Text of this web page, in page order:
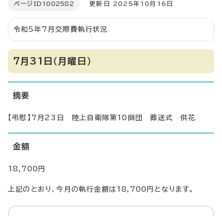
ページID 1002582 更新日 2025年10月16日
令和5年7月交際費執行状況
7月31日（月曜日）
摘要
【弔慰】7月23日 陸上自衛隊第10師団 葬送式 供花
金額
18,700円
上記のとおり、今月の執行金額は18,700円となります。